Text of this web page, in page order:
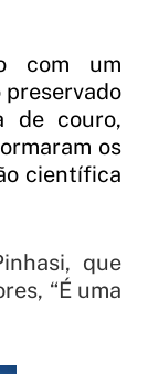
com um
preservado
de couro,
os
científica
que
“É uma